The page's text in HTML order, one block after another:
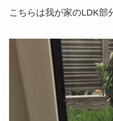
こちらは我が家のLDK部